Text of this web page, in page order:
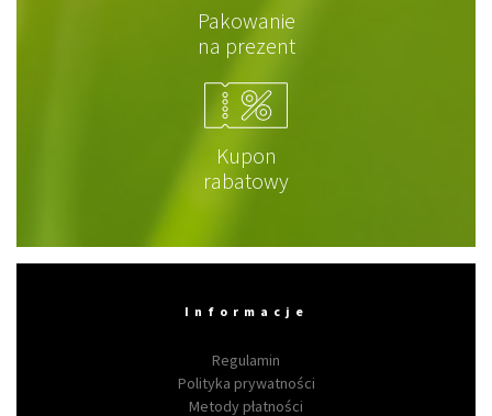
Pakowanie
na prezent
Kupon
rabatowy
Informacje
Regulamin
Polityka prywatności
Metody płatności